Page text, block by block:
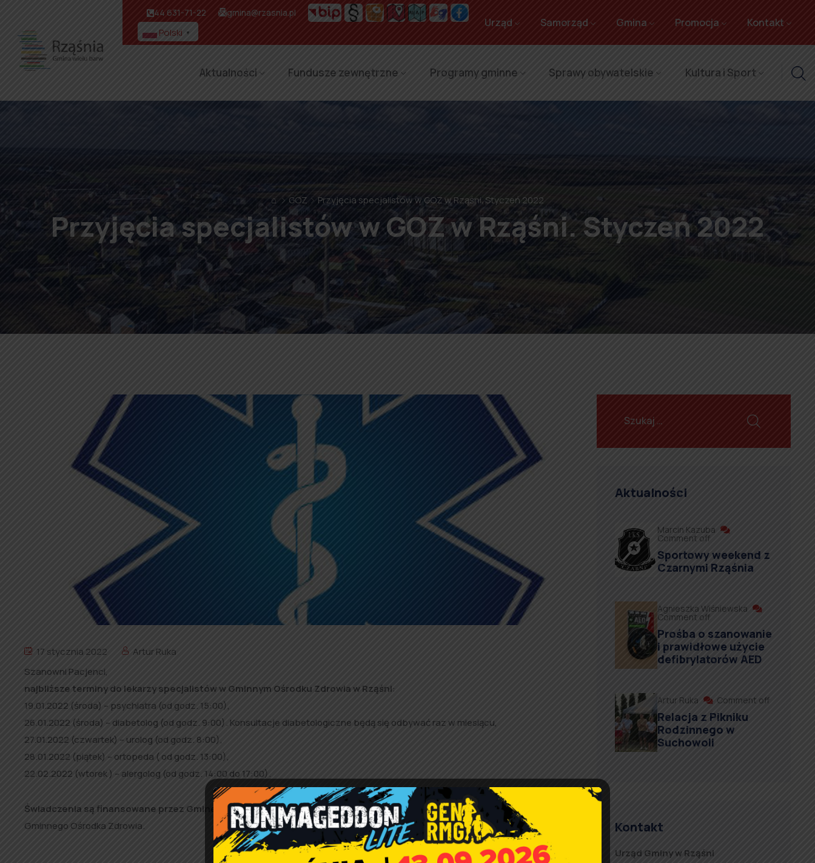
44 631-71-22 gmina@rzasnia.pl
Polski ▼
Urząd Samorząd Gmina Promocja Kontakt
Aktualności Fundusze zewnętrzne Programy gminne Sprawy obywatelskie Kultura i Sport
⌂ GOZ Przyjęcia specjalistów w GOZ w Rząśni. Styczeń 2022
Przyjęcia specjalistów w GOZ w Rząśni. Styczeń 2022
17 stycznia 2022
Artur Ruka
Szanowni Pacjenci,
najbliższe terminy do lekarzy specjalistów w Gminnym Ośrodku Zdrowia w Rząśni:
19.01.2022 (środa) – psychiatra (od godz. 15:00),
26.01.2022 (środa) – diabetolog (od godz. 9:00). Konsultacje diabetologiczne będą się odbywać raz w miesiącu,
27.01.2022 (czwartek) – urolog (od godz. 8:00),
28.01.2022 (piątek) – ortopeda ( od godz. 13:00),
22.02.2022 (wtorek ) – alergolog (od godz. 14:00 do 17:00).
Świadczenia są finansowane przez Gminę Rząśnia dla mieszkańców Gminy.Zapisy do specjalistów prowadzi rejestracja
Gminnego Ośrodka Zdrowia.
Aktualności
Marcin Kazuba
Comment off
Sportowy weekend z
Czarnymi Rząśnia
Agnieszka Wiśniewska
Comment off
Prośba o szanowanie
i prawidłowe użycie
defibrylatorów AED
Artur Ruka Comment off
Relacja z Pikniku
Rodzinnego w
Suchowoli
Kontakt
Urząd Gminy w Rząśni